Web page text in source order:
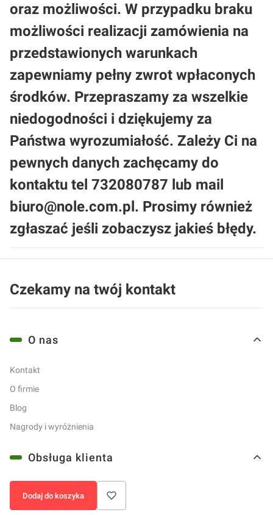
oraz możliwości. W przypadku braku
możliwości realizacji zamówienia na
przedstawionych warunkach
zapewniamy pełny zwrot wpłaconych
środków. Przepraszamy za wszelkie
niedogodności i dziękujemy za
Państwa wyrozumiałość. Zależy Ci na
pewnych danych zachęcamy do
kontaktu tel 732080787 lub mail
biuro@nole.com.pl. Prosimy również
zgłaszać jeśli zobaczysz jakieś błędy.
Czekamy na twój kontakt
Linki w stopce
O nas
Kontakt
O firmie
Blog
Nagrody i wyróżnienia
Obsługa klienta
Czas i koszty dostawy
Dodaj do koszyka